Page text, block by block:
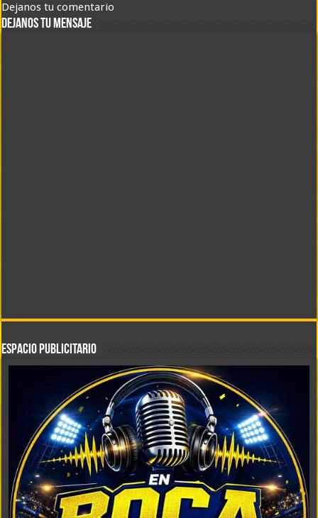
Dejanos tu comentario
DEJANOS TU MENSAJE
ESPACIO PUBLICITARIO